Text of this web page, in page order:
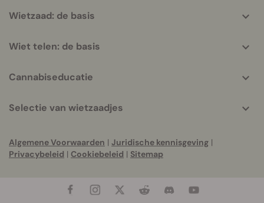
Wietzaad: de basis
Wiet telen: de basis
Cannabiseducatie
Selectie van wietzaadjes
Algemene Voorwaarden | Juridische kennisgeving |
Privacybeleid | Cookiebeleid | Sitemap